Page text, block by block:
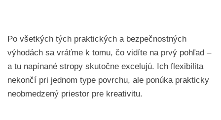
Po všetkých tých praktických a bezpečnostných
výhodách sa vráťme k tomu, čo vidíte na prvý pohľad –
a tu napínané stropy skutočne excelujú. Ich flexibilita
nekončí pri jednom type povrchu, ale ponúka prakticky
neobmedzený priestor pre kreativitu.